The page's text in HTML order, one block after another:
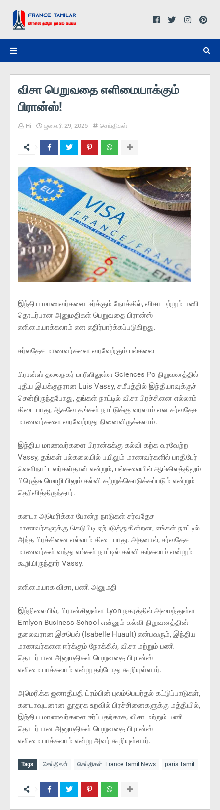
விசா பெறுவதை எளிமையாக்கும்
பிரான்ஸ்!
Hi ஜனவரி 29, 2025 செய்திகள்
இந்திய மாணவர்களை ஈர்க்கும் நோக்கில், விசா மற்றும் பணி
தொடர்பான அனுமதிகள் பெறுவதை பிரான்ஸ்
எளிமையாக்கலாம் என எதிர்பார்க்கப்படுகிறது.
சர்வதேச மாணவர்களை வரவேற்கும் பல்கலை
பிரான்ஸ் தலைநகர் பாரீஸிலுள்ள Sciences Po நிறுவனத்தில்
புதிய இயக்குநரான Luis Vassy, சமீபத்தில் இந்தியாவுக்குச்
சென்றிருந்தபோது, தங்கள் நாட்டில் விசா பிரச்சினை எல்லாம்
கிடையாது, ஆகவே தங்கள் நாட்டுக்கு வரலாம் என சர்வதேச
மாணவர்களை வரவேற்றது நினைவிருக்கலாம்.
இந்திய மாணவர்களை பிரான்சுக்கு கல்வி கற்க வரவேற்ற
Vassy, தங்கள் பல்கலையில் பயிலும் மாணவர்களில் பாதிபேர்
வெளிநாட்டவர்கள்தான் என்றும், பல்கலையில் ஆங்கிலத்திலும்
பிரெஞ்சு மொழியிலும் கல்வி கற்றுக்கொடுக்கப்படும் என்றும்
தெரிவித்திருந்தார்.
கனடா அமெரிக்கா போன்ற நாடுகள் சர்வதேச
மாணவர்களுக்கு கெடுபிடி ஏற்படுத்துகின்றன, எங்கள் நாட்டில்
அந்த பிரச்சினை எல்லாம் கிடையாது. அதனால், சர்வதேச
மாணவர்கள் வந்து எங்கள் நாட்டில் கல்வி கற்கலாம் என்றும்
கூறியிருந்தார் Vassy.
எளிமையாக விசா, பணி அனுமதி
இந்நிலையில், பிரான்சிலுள்ள Lyon நகரத்தில் அமைந்துள்ள
Emlyon Business School என்னும் கல்வி நிறுவனத்தின்
தலைவரான இசபெல் (Isabelle Huault) என்பவரும், இந்திய
மாணவர்களை ஈர்க்கும் நோக்கில், விசா மற்றும் பணி
தொடர்பான அனுமதிகள் பெறுவதை பிரான்ஸ்
எளிமையாக்கலாம் என்று தற்போது கூறியுள்ளார்.
அமெரிக்க ஜனாதிபதி ட்ரம்பின் புலம்பெயர்தல் கட்டுப்பாடுகள்,
கனடாவுடனான தூதரக உறவில் பிரச்சினைகளுக்கு மத்தியில்,
இந்திய மாணவர்களை ஈர்ப்பதற்காக, விசா மற்றும் பணி
தொடர்பான அனுமதிகள் பெறுவதை பிரான்ஸ்
எளிமையாக்கலாம் என்று அவர் கூறியுள்ளார்.
Tags செய்திகள் செய்திகள். France Tamil News paris Tamil